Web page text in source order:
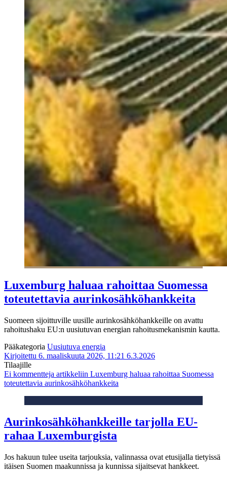
Luxemburg haluaa rahoittaa Suomessa
toteutettavia aurinkosähköhankkeita
Suomeen sijoittuville uusille aurinkosähköhankkeille on avattu
rahoitushaku EU:n uusiutuvan energian rahoitusmekanismin kautta.
Pääkategoria Uusiutuva energia
Kirjoitettu 6. maaliskuuta 2026, 11:21 6.3.2026
Tilaajille
Ei kommentteja artikkeliin Luxemburg haluaa rahoittaa Suomessa
toteutettavia aurinkosähköhankkeita
Aurinkosähköhankkeille tarjolla EU-
rahaa Luxemburgista
Jos hakuun tulee useita tarjouksia, valinnassa ovat etusijalla tietyissä
itäisen Suomen maakunnissa ja kunnissa sijaitsevat hankkeet.